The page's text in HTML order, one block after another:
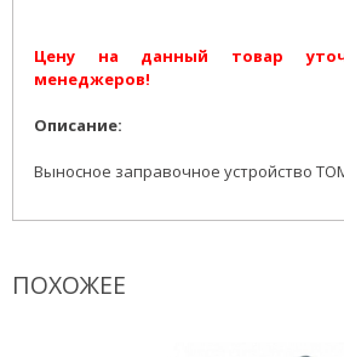
Цену на данный товар
менеджеров!
Описание:
Выносное заправочное устройство
ПОХОЖЕЕ